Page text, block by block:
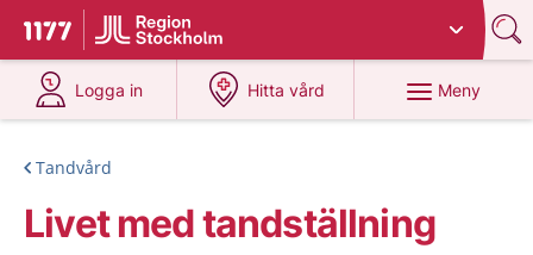
Till startsidan för 1177
Du har valt region
Logga in
på 1177.se
Hitta vård
på 1177.se
Meny
Tandvård
Livet med tandställning